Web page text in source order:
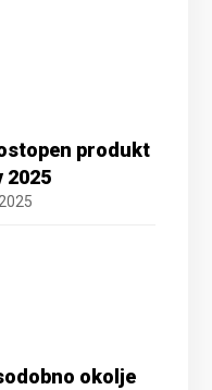
produkt
2025
okolje